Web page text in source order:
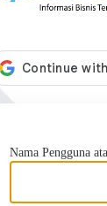
Nama Pengguna